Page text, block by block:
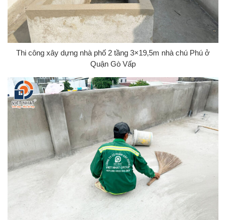
Thi công xây dựng nhà phố 2 tầng 3×19,5m nhà chú Phú ở
Quận Gò Vấp